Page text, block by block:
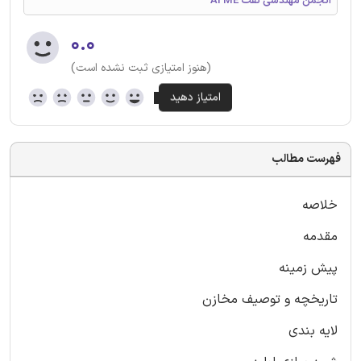
۰.۰
(هنوز امتیازی ثبت نشده است)
فهرست مطالب
خلاصه
مقدمه
پیش زمینه
تاریخچه و توصیف مخازن
لایه بندی